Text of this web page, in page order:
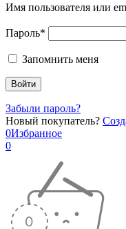
Имя пользователя или
Пароль*
Запомнить меня
Забыли пароль?
Новый покупатель?
0Избранное
0